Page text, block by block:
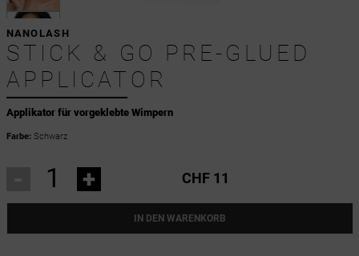
Applikator für vorgeklebte Wimpern
NANOLASH
STICK & GO PRE-GLUED
APPLICATOR
Farbe:Schwarz
+ CHF 11
IN DEN WARENKORB